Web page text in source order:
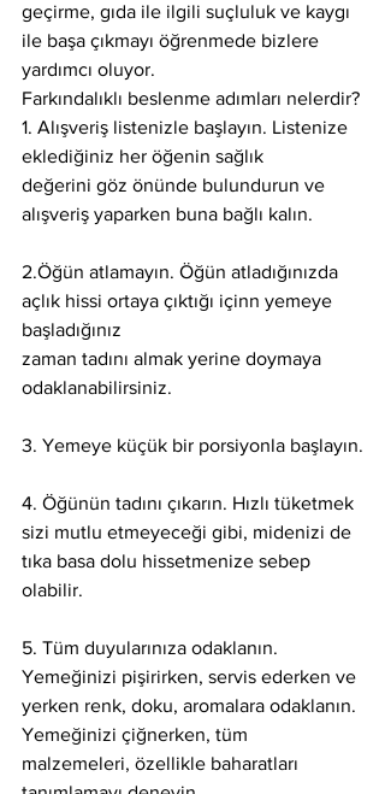
geçirme, gıda ile ilgili suçluluk ve kaygı
ile başa çıkmayı öğrenmede bizlere
yardımcı oluyor.
Farkındalıklı beslenme adımları nelerdir?
1. Alışveriş listenizle başlayın. Listenize
eklediğiniz her öğenin sağlık
değerini göz önünde bulundurun ve
alışveriş yaparken buna bağlı kalın.
2.Öğün atlamayın. Öğün atladığınızda
açlık hissi ortaya çıktığı içinn yemeye
başladığınız
zaman tadını almak yerine doymaya
odaklanabilirsiniz.
3. Yemeye küçük bir porsiyonla başlayın.
4. Öğünün tadını çıkarın. Hızlı tüketmek
sizi mutlu etmeyeceği gibi, midenizi de
tıka basa dolu hissetmenize sebep
olabilir.
5. Tüm duyularınıza odaklanın.
Yemeğinizi pişirirken, servis ederken ve
yerken renk, doku, aromalara odaklanın.
Yemeğinizi çiğnerken, tüm
malzemeleri, özellikle baharatları